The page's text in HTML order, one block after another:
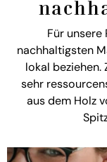
Für
nachhaltigsten
lokal beziehen.
sehr
aus dem Holz